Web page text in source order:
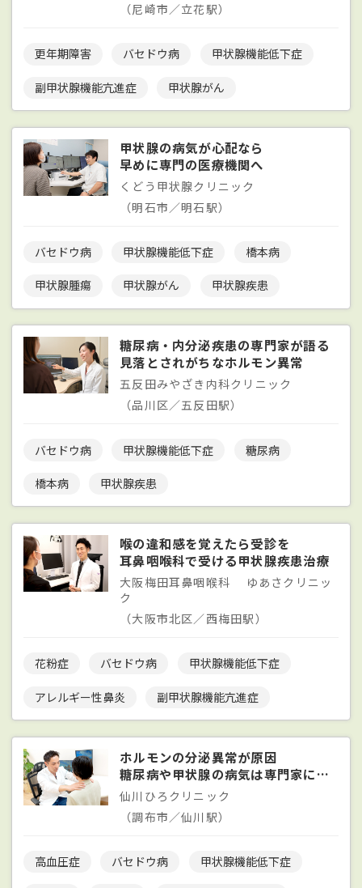
（尼崎市／立花駅）
更年期障害 バセドウ病 甲状腺機能低下症
副甲状腺機能亢進症 甲状腺がん
甲状腺の病気が心配なら
早めに専門の医療機関へ
くどう甲状腺クリニック
（明石市／明石駅）
バセドウ病 甲状腺機能低下症 橋本病
甲状腺腫瘍 甲状腺がん 甲状腺疾患
糖尿病・内分泌疾患の専門家が語る
見落とされがちなホルモン異常
五反田みやざき内科クリニック
（品川区／五反田駅）
バセドウ病 甲状腺機能低下症 糖尿病
橋本病 甲状腺疾患
喉の違和感を覚えたら受診を
耳鼻咽喉科で受ける甲状腺疾患治療
大阪梅田耳鼻咽喉科 ゆあさクリニッ
ク
（大阪市北区／西梅田駅）
花粉症 バセドウ病 甲状腺機能低下症
アレルギー性鼻炎 副甲状腺機能亢進症
ホルモンの分泌異常が原因
糖尿病や甲状腺の病気は専門家に相談を
仙川ひろクリニック
（調布市／仙川駅）
高血圧症 バセドウ病 甲状腺機能低下症